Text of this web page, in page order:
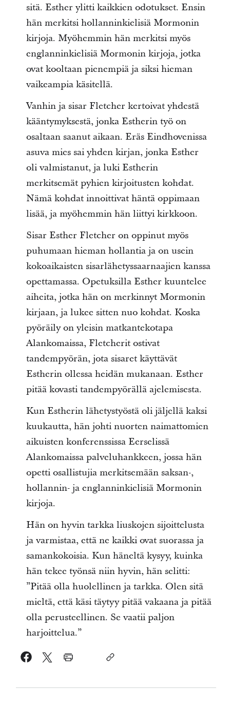
sitä. Esther ylitti kaikkien odotukset. Ensin
hän merkitsi hollanninkielisiä Mormonin
kirjoja. Myöhemmin hän merkitsi myös
englanninkielisiä Mormonin kirjoja, jotka
ovat kooltaan pienempiä ja siksi hieman
vaikeampia käsitellä.
Vanhin ja sisar Fletcher kertoivat yhdestä
kääntymyksestä, jonka Estherin työ on
osaltaan saanut aikaan. Eräs Eindhovenissa
asuva mies sai yhden kirjan, jonka Esther
oli valmistanut, ja luki Estherin
merkitsemät pyhien kirjoitusten kohdat.
Nämä kohdat innoittivat häntä oppimaan
lisää, ja myöhemmin hän liittyi kirkkoon.
Sisar Esther Fletcher on oppinut myös
puhumaan hieman hollantia ja on usein
kokoaikaisten sisarlähetyssaarnaajien kanssa
opettamassa. Opetuksilla Esther kuuntelee
aiheita, jotka hän on merkinnyt Mormonin
kirjaan, ja lukee sitten nuo kohdat. Koska
pyöräily on yleisin matkantekotapa
Alankomaissa, Fletcherit ostivat
tandempyörän, jota sisaret käyttävät
Estherin ollessa heidän mukanaan. Esther
pitää kovasti tandempyörällä ajelemisesta.
Kun Estherin lähetystyöstä oli jäljellä kaksi
kuukautta, hän johti nuorten naimattomien
aikuisten konferenssissa Eerselissä
Alankomaissa palveluhankkeen, jossa hän
opetti osallistujia merkitsemään saksan-,
hollannin- ja englanninkielisiä Mormonin
kirjoja.
Hän on hyvin tarkka liuskojen sijoittelusta
ja varmistaa, että ne kaikki ovat suorassa ja
samankokoisia. Kun häneltä kysyy, kuinka
hän tekee työnsä niin hyvin, hän selitti:
”Pitää olla huolellinen ja tarkka. Olen sitä
mieltä, että käsi täytyy pitää vakaana ja pitää
olla perusteellinen. Se vaatii paljon
harjoittelua.”